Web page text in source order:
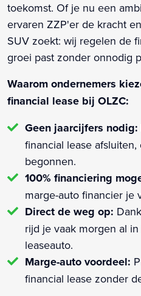
toekomst. Of je nu een
ervaren ZZP'er de kracht
SUV zoekt: wij regelen de
groei past zonder onnodig
Waarom ondernemers
financial lease bij OLZC:
Geen jaarcijfers nodig:
financial lease
begonnen.
100% financiering
marge-auto financier je
Direct de weg op:
rijd je vaak morgen al
leaseauto.
Marge-auto voordeel:
financial lease zonder